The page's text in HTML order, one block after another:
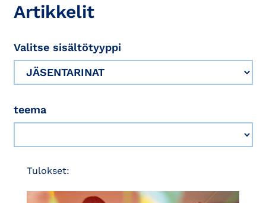
Artikkelit
Valitse sisältötyyppi
teema
Tulokset: